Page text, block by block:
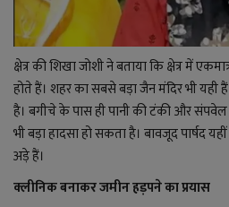
क्षेत्र की शिखा जोशी ने बताया कि क्षेत्र में
होते हैं। शहर का सबसे बड़ा जैन मंदिर भी यही
है। बगीचे के पास ही पानी की टंकी और
भी बड़ा हादसा हो सकता है। बावजूद पार्षद
अड़े हैं।
क्लीनिक बनाकर जमीन हड़पने का प्रयास